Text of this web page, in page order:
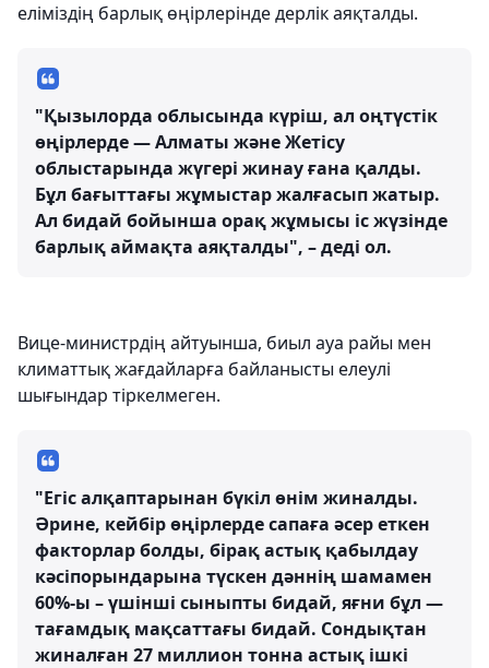
еліміздің барлық өңірлерінде дерлік аяқталды.
"Қызылорда облысында күріш, ал оңтүстік
өңірлерде — Алматы және Жетісу
облыстарында жүгері жинау ғана қалды.
Бұл бағыттағы жұмыстар жалғасып жатыр.
Ал бидай бойынша орақ жұмысы іс жүзінде
барлық аймақта аяқталды", – деді ол.
Вице-министрдің айтуынша, биыл ауа райы мен
климаттық жағдайларға байланысты елеулі
шығындар тіркелмеген.
"Егіс алқаптарынан бүкіл өнім жиналды.
Әрине, кейбір өңірлерде сапаға әсер еткен
факторлар болды, бірақ астық қабылдау
кәсіпорындарына түскен дәннің шамамен
60%-ы – үшінші сыныпты бидай, яғни бұл —
тағамдық мақсаттағы бидай. Сондықтан
жиналған 27 миллион тонна астық ішкі